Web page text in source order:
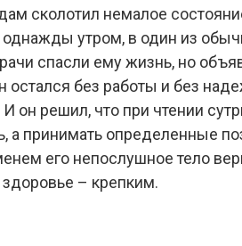
сколотил немалое
однажды утром, в один из
спасли ему жизнь, но
остался без работы и без
он решил, что при чтении
а принимать определенные
его непослушное тело
– крепким.